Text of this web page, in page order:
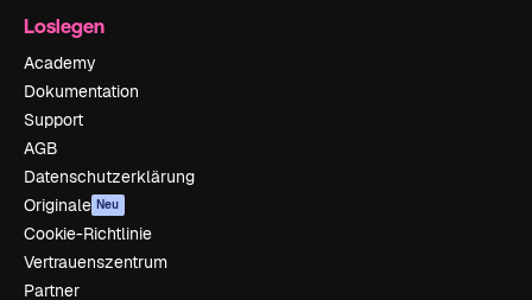
Loslegen
Academy
Dokumentation
Support
AGB
Datenschutzerklärung
Originale Neu
Cookie-Richtlinie
Vertrauenszentrum
Partner